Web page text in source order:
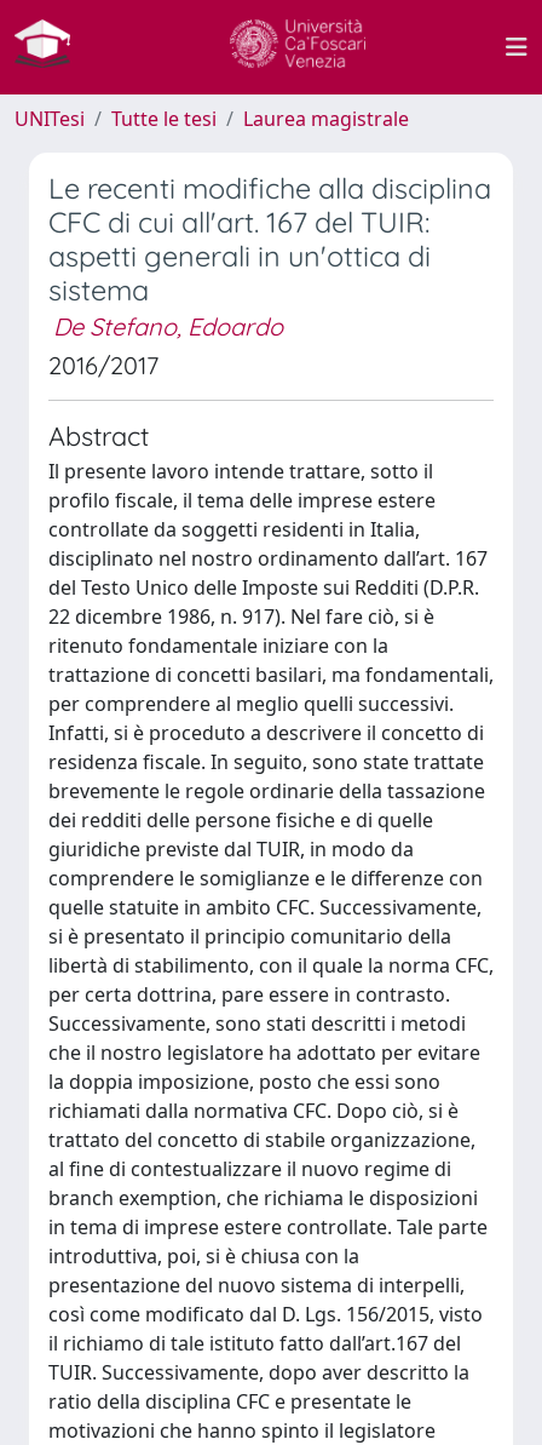
UNITesi Tutte le tesi Laurea magistrale
Le recenti modifiche alla disciplina
CFC di cui all'art. 167 del TUIR:
aspetti generali in un'ottica di
sistema
De Stefano, Edoardo
2016/2017
Abstract
Il presente lavoro intende trattare, sotto il
profilo fiscale, il tema delle imprese estere
controllate da soggetti residenti in Italia,
disciplinato nel nostro ordinamento dall’art. 167
del Testo Unico delle Imposte sui Redditi (D.P.R.
22 dicembre 1986, n. 917). Nel fare ciò, si è
ritenuto fondamentale iniziare con la
trattazione di concetti basilari, ma fondamentali,
per comprendere al meglio quelli successivi.
Infatti, si è proceduto a descrivere il concetto di
residenza fiscale. In seguito, sono state trattate
brevemente le regole ordinarie della tassazione
dei redditi delle persone fisiche e di quelle
giuridiche previste dal TUIR, in modo da
comprendere le somiglianze e le differenze con
quelle statuite in ambito CFC. Successivamente,
si è presentato il principio comunitario della
libertà di stabilimento, con il quale la norma CFC,
per certa dottrina, pare essere in contrasto.
Successivamente, sono stati descritti i metodi
che il nostro legislatore ha adottato per evitare
la doppia imposizione, posto che essi sono
richiamati dalla normativa CFC. Dopo ciò, si è
trattato del concetto di stabile organizzazione,
al fine di contestualizzare il nuovo regime di
branch exemption, che richiama le disposizioni
in tema di imprese estere controllate. Tale parte
introduttiva, poi, si è chiusa con la
presentazione del nuovo sistema di interpelli,
così come modificato dal D. Lgs. 156/2015, visto
il richiamo di tale istituto fatto dall’art.167 del
TUIR. Successivamente, dopo aver descritto la
ratio della disciplina CFC e presentate le
motivazioni che hanno spinto il legislatore